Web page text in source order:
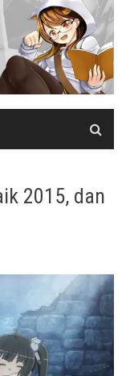
2015, dan